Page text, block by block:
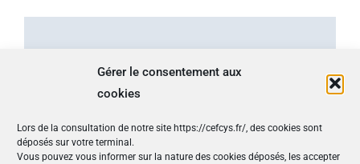
Gérer le consentement aux
cookies
Lors de la consultation de notre site https://cefcys.fr/, des cookies sont
déposés sur votre terminal.
Vous pouvez vous informer sur la nature des cookies déposés, les accepter
Détails
Fin : 31 octobre 2024
Site : https://www.cybermalveillance.gouv.fr/tous-